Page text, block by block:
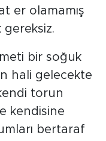
er olamamış
gereksiz.
bir soğuk
hali gelecekte
torun
kendisine
bertaraf